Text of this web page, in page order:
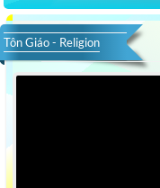
Tôn Giáo - Religion